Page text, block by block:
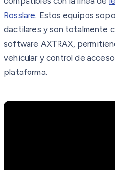
Rosslare. Estos equipos
dactilares y son totalmente
software AXTRAX,
vehicular y control de
plataforma.